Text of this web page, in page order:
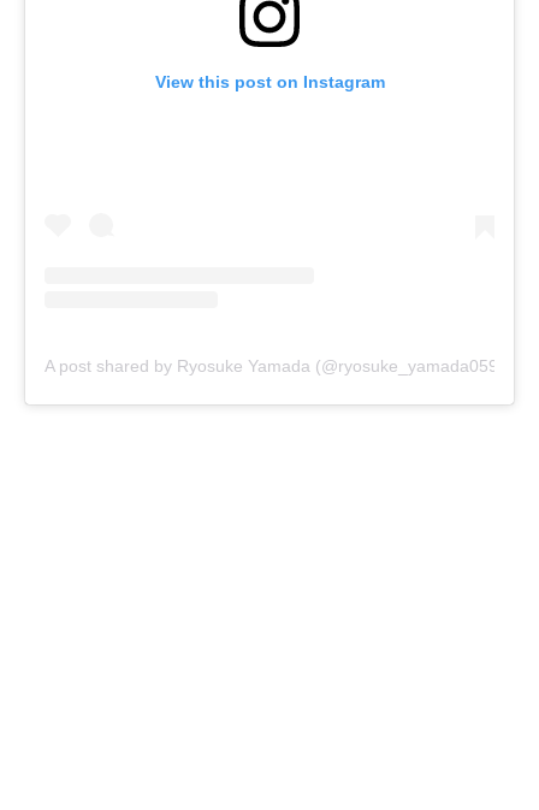
View this post on Instagram
A post shared by Ryosuke Yamada (@ryosuke_yamada059)